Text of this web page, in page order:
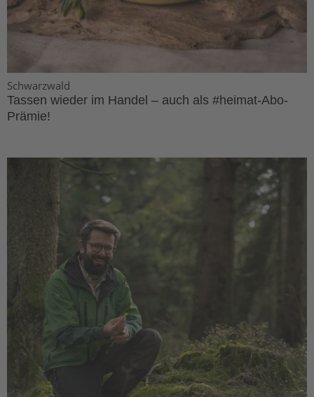
Schwarzwald
Tassen wieder im Handel – auch als #heimat-Abo-
Prämie!